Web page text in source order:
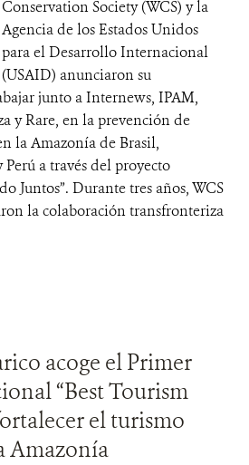
Conservation Society (WCS) y la
Agencia de los Estados Unidos
para el Desarrollo Internacional
(USAID) anunciaron su
junto a Internews, IPAM,
y Rare, en la prevención de
la Amazonía de Brasil,
a través del proyecto
Juntos”. Durante tres años, WCS
la colaboración transfronteriza
acoge el Primer
“Best Tourism
el turismo
Amazonía